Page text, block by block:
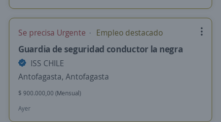
Se precisa Urgente Empleo destacado
Guardia de seguridad conductor la negra
ISS CHILE
Antofagasta, Antofagasta
$ 900.000,00 (Mensual)
Ayer